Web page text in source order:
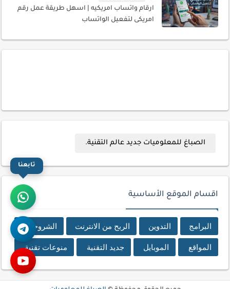
ارقام واتساب امريكيه | اسهل طريقة عمل رقم
امريكى لتفعيل الواتساب
الصباغ للمعلوميات جديد عالم التقنية.
اقسام الموقع الأساسية
البرامج التدوين الربح من الانترنت الشروحات
المواقع الموبايل جديد التقنية منوعات تقنية
تابعنا